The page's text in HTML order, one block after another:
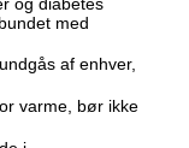
med
af enhver,
varme, bør ikke